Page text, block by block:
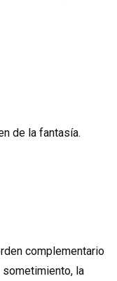
de la fantasía.
complementario
la